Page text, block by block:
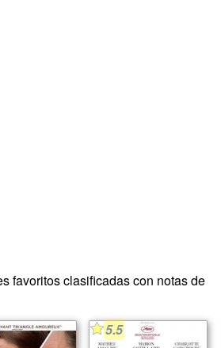
favoritos clasificadas con notas de
5.5